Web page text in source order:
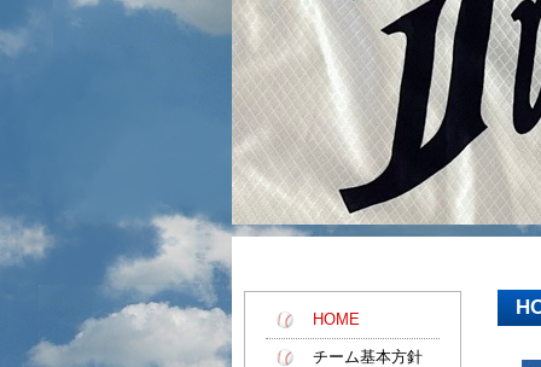
HOME
チーム基本方針